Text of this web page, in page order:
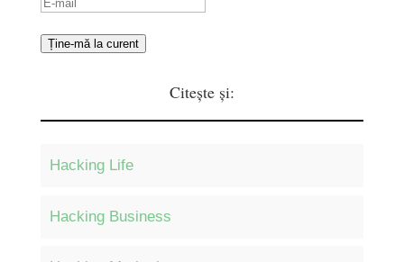
Ține-mă la curent
Citește și:
Hacking Life
Hacking Business